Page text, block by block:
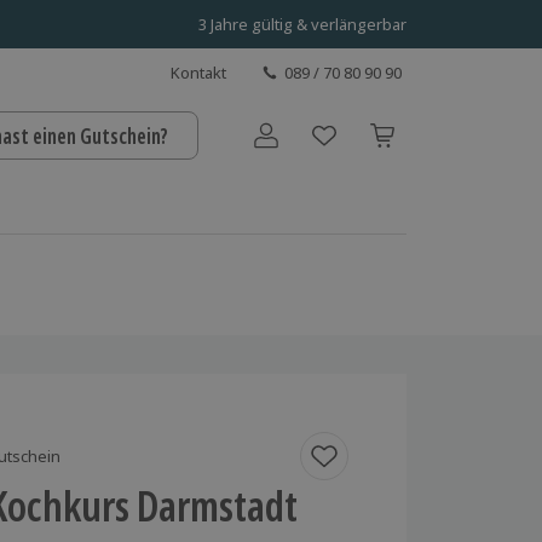
3 Jahre gültig & verlängerbar
Kontakt 089 / 70 80 90 90
einen Gutschein? Benutzerkonto
Darmstadt